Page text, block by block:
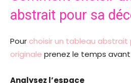
abstrait pour sa
Pour choisir un tableau abstrait
originale prenez le temps avant
Analysez l’espace